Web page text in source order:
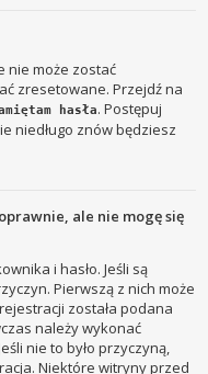
nie może zostać
zresetowane. Przejdź na
hasła. Postępuj
niedługo znów będziesz
ale nie mogę się
i hasło. Jeśli są
Pierwszą z nich może
została podana
należy wykonać
nie to było przyczyną,
Niektóre witryny przed